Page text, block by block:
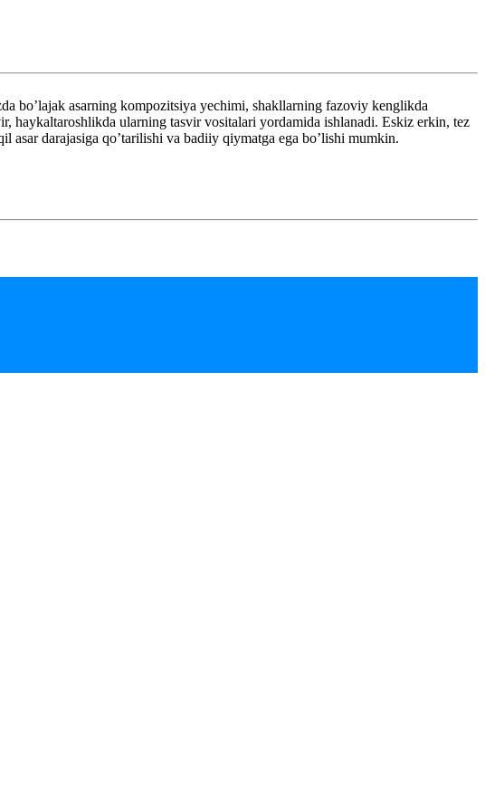
bo’lajak asarning kompozitsiya yechimi, shakllarning fazoviy kenglikda
haykaltaroshlikda ularning tasvir vositalari yordamida ishlanadi. Eskiz erkin, tez
asar darajasiga qo’tarilishi va badiiy qiymatga ega bo’lishi mumkin.